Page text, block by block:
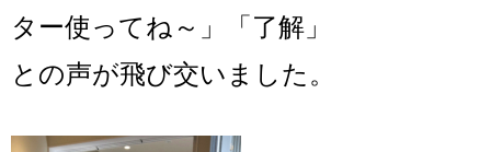
ター使ってね～」「了解」
との声が飛び交いました。